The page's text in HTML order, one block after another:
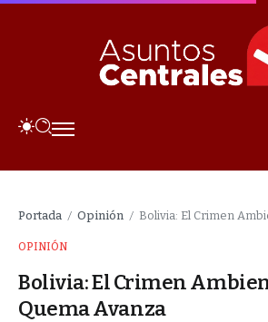
Portada / Opinión / Bolivia: El Crimen
OPINIÓN
Bolivia: El Crimen
Quema Avanza